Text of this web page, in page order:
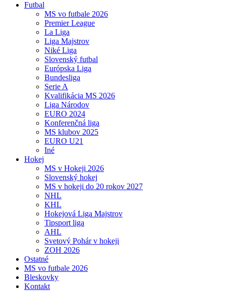
Futbal
MS vo futbale 2026
Premier League
La Liga
Liga Majstrov
Niké Liga
Slovenský futbal
Európska Liga
Bundesliga
Serie A
Kvalifikácia MS 2026
Liga Národov
EURO 2024
Konferenčná liga
MS klubov 2025
EURO U21
Iné
Hokej
MS v Hokeji 2026
Slovenský hokej
MS v hokeji do 20 rokov 2027
NHL
KHL
Hokejová Liga Majstrov
Tipsport liga
AHL
Svetový Pohár v hokeji
ZOH 2026
Ostatné
MS vo futbale 2026
Bleskovky
Kontakt